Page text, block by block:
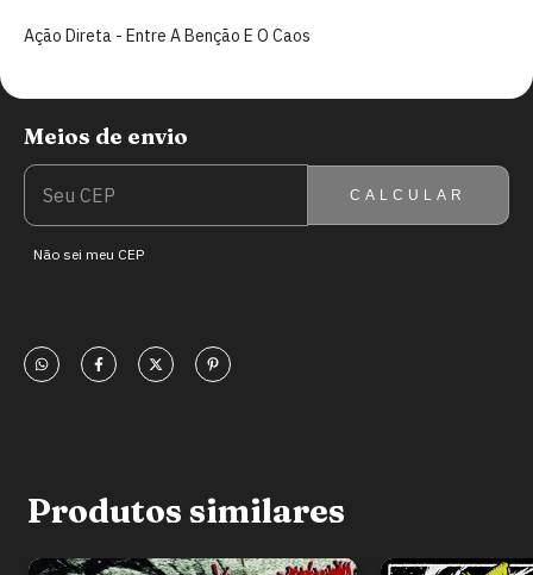
Ação Direta - Entre A Benção E O Caos
ENTREGAS PARA O CEP:
Meios de envio
CALCULAR
Não sei meu CEP
Produtos similares